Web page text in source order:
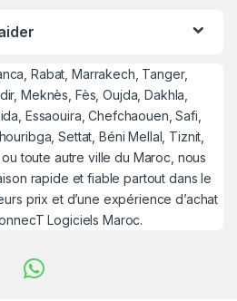
Rabat, Marrakech, Tanger,
Meknès, Fès, Oujda, Dakhla,
Essaouira, Chefchaouen, Safi,
Settat, Béni Mellal, Tiznit,
toute autre ville du Maroc, nous
rapide et fiable partout dans le
prix et d’une expérience d’achat
Logiciels Maroc.